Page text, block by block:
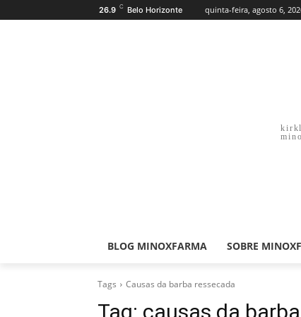
26.9 C Belo Horizonte quinta-feira, agosto 6,
BLOG MINOXFARMA SOBRE
Tags Causas da barba ressecada
Tag: causas da